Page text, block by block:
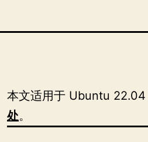
本文适用于 Ubuntu
处。